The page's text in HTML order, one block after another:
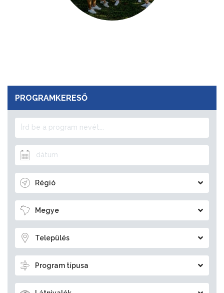
PROGRAMKERESŐ
Régió
Megye
Település
Program típusa